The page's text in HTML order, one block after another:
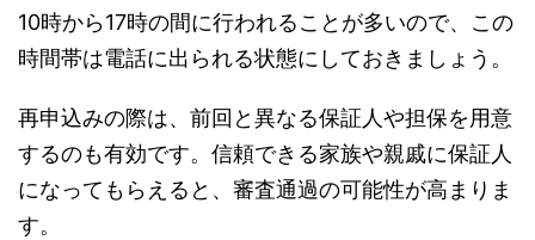
10時から17時の間に行われることが多いので、この
時間帯は電話に出られる状態にしておきましょう。
再申込みの際は、前回と異なる保証人や担保を用意
するのも有効です。信頼できる家族や親戚に保証人
になってもらえると、審査通過の可能性が高まりま
す。